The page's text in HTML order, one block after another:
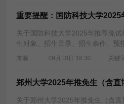
重要提醒：国防科技大学
关于国防科技大学2025年推荐免
生对象、招生目录、招生条件、
来源 : 09月10日 16:30 关键
郑州大学2025年推免生（含
关于郑州大学2025年推免生（含